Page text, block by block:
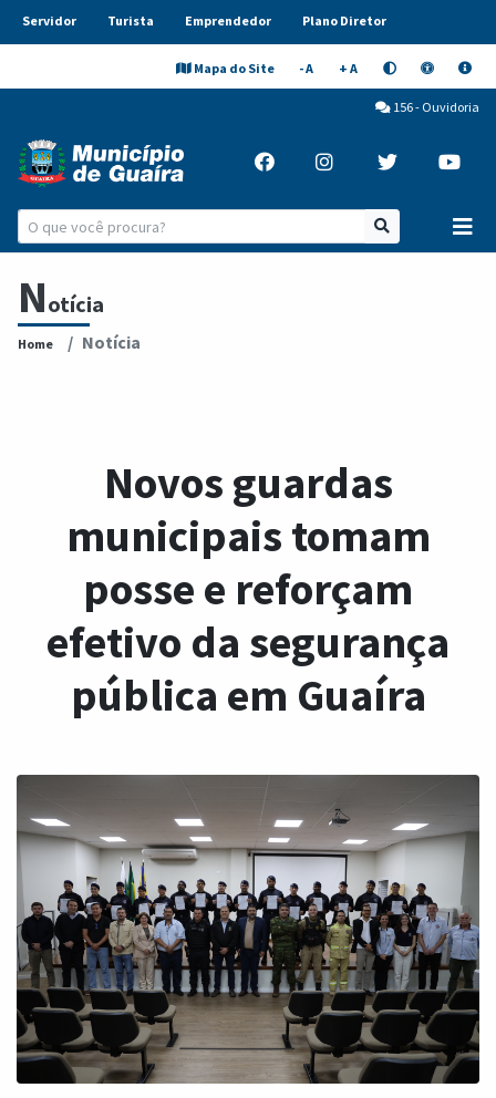
Servidor Turista Emprendedor Plano Diretor
Mapa do Site - A + A
156 - Ouvidoria
Notícia
Home Notícia
Novos guardas
municipais tomam
posse e reforçam
efetivo da segurança
pública em Guaíra